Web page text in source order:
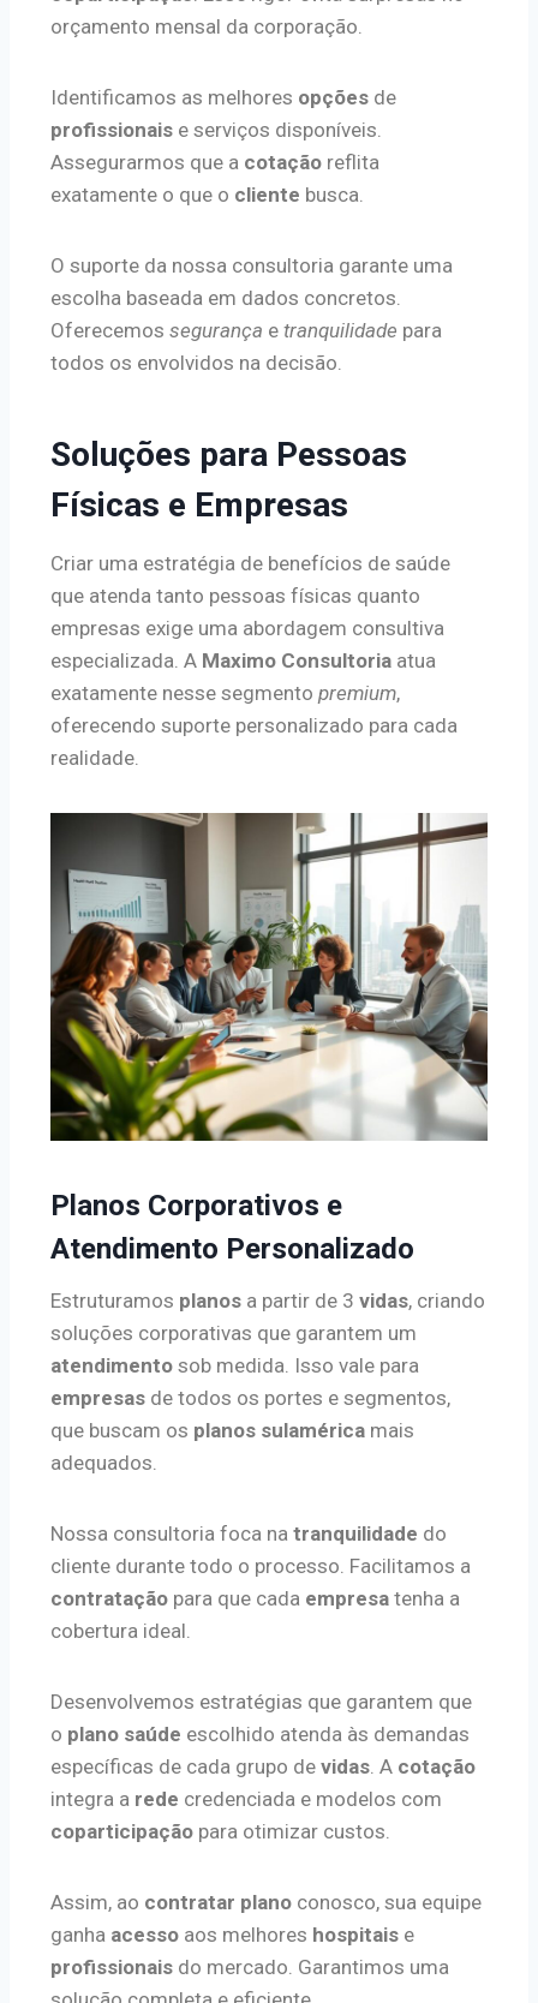
orçamento mensal da corporação.
Identificamos as melhores opções de
profissionais e serviços disponíveis.
Assegurarmos que a cotação reflita
exatamente o que o cliente busca.
O suporte da nossa consultoria garante uma
escolha baseada em dados concretos.
Oferecemos segurança e tranquilidade para
todos os envolvidos na decisão.
Soluções para Pessoas
Físicas e Empresas
Criar uma estratégia de benefícios de saúde
que atenda tanto pessoas físicas quanto
empresas exige uma abordagem consultiva
especializada. A Maximo Consultoria atua
exatamente nesse segmento premium,
oferecendo suporte personalizado para cada
realidade.
Planos Corporativos e
Atendimento Personalizado
Estruturamos planos a partir de 3 vidas, criando
soluções corporativas que garantem um
atendimento sob medida. Isso vale para
empresas de todos os portes e segmentos,
que buscam os planos sulamérica mais
adequados.
Nossa consultoria foca na tranquilidade do
cliente durante todo o processo. Facilitamos a
contratação para que cada empresa tenha a
cobertura ideal.
Desenvolvemos estratégias que garantem que
o plano saúde escolhido atenda às demandas
específicas de cada grupo de vidas. A cotação
integra a rede credenciada e modelos com
coparticipação para otimizar custos.
Assim, ao contratar plano conosco, sua equipe
ganha acesso aos melhores hospitais e
profissionais do mercado. Garantimos uma